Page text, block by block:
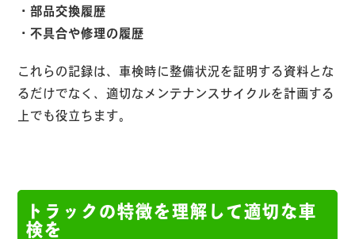
・部品交換履歴
・不具合や修理の履歴
これらの記録は、車検時に整備状況を証明する資料とな
るだけでなく、適切なメンテナンスサイクルを計画する
上でも役立ちます。
トラックの特徴を理解して適切な車
検を